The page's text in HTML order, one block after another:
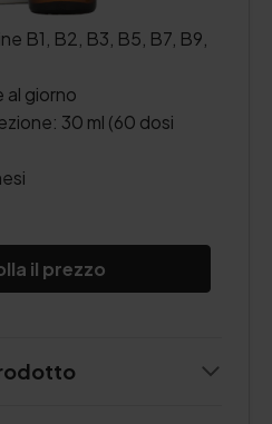
B1, B2, B3, B5, B7, B9,
al giorno
30 ml (60 dosi
il prezzo